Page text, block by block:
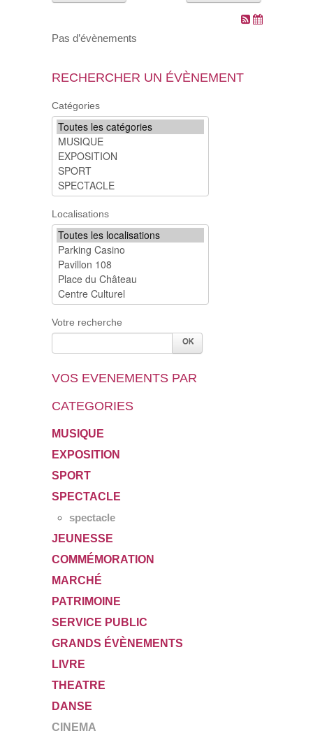
SOCIAL
SPORTS ET LOISIRS
CULTURE ET PATRIMOINE
DÉCISIONS & DÉLIBÉRATIONS
RENDEZ-VOUS EN LIGNE
Pas d’évènements
RECHERCHER UN ÉVÈNEMENT
Catégories
Localisations
Votre recherche
VOS EVENEMENTS PAR
CATEGORIES
MUSIQUE
EXPOSITION
SPORT
SPECTACLE
spectacle
JEUNESSE
COMMÉMORATION
MARCHÉ
PATRIMOINE
SERVICE PUBLIC
GRANDS ÉVÈNEMENTS
LIVRE
THEATRE
DANSE
CINEMA